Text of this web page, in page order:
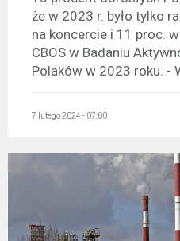
że w 2023 r. było tylko
na koncercie i 11 proc.
CBOS w Badaniu
Polaków w 2023 roku. -
7 lutego 2024 - 07:00